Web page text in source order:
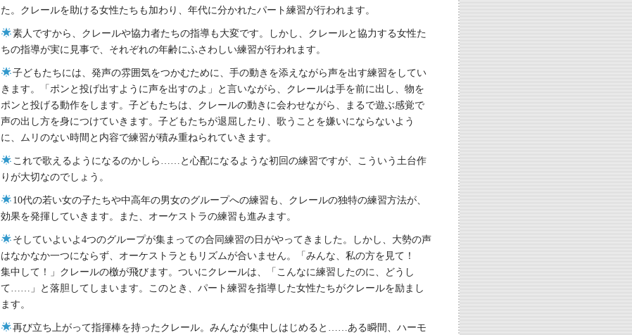
た。クレールを助ける女性たちも加わり、年代に分かれたパート練習が行われます。
素人ですから、クレールや協力者たちの指導も大変です。しかし、クレールと協力する女性た
ちの指導が実に見事で、それぞれの年齢にふさわしい練習が行われます。
子どもたちには、発声の雰囲気をつかむために、手の動きを添えながら声を出す練習をしてい
きます。「ポンと投げ出すように声を出すのよ」と言いながら、クレールは手を前に出し、物を
ポンと投げる動作をします。子どもたちは、クレールの動きに会わせながら、まるで遊ぶ感覚で
声の出し方を身につけていきます。子どもたちが退屈したり、歌うことを嫌いにならないよう
に、ムリのない時間と内容で練習が積み重ねられていきます。
これで歌えるようになるのかしら……と心配になるような初回の練習ですが、こういう土台作
りが大切なのでしょう。
10代の若い女の子たちや中高年の男女のグループへの練習も、クレールの独特の練習方法が、
効果を発揮していきます。また、オーケストラの練習も進みます。
そしていよいよ4つのグループが集まっての合同練習の日がやってきました。しかし、大勢の声
はなかなか一つにならず、オーケストラともリズムが合いません。「みんな、私の方を見て！
集中して！」クレールの檄が飛びます。ついにクレールは、「こんなに練習したのに、どうし
て……」と落胆してしまいます。このとき、パート練習を指導した女性たちがクレールを励まし
ます。
再び立ち上がって指揮棒を持ったクレール。みんなが集中しはじめると……ある瞬間、ハーモ